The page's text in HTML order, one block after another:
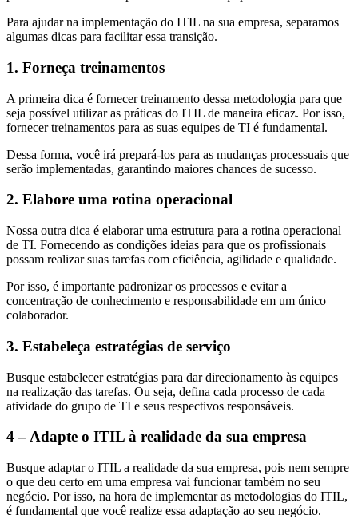
Para ajudar na implementação do ITIL na sua empresa, separamos
algumas dicas para facilitar essa transição.
1. Forneça treinamentos
A primeira dica é fornecer treinamento dessa metodologia para que
seja possível utilizar as práticas do ITIL de maneira eficaz. Por isso,
fornecer treinamentos para as suas equipes de TI é fundamental.
Dessa forma, você irá prepará-los para as mudanças processuais que
serão implementadas, garantindo maiores chances de sucesso.
2. Elabore uma rotina operacional
Nossa outra dica é elaborar uma estrutura para a rotina operacional
de TI. Fornecendo as condições ideias para que os profissionais
possam realizar suas tarefas com eficiência, agilidade e qualidade.
Por isso, é importante padronizar os processos e evitar a
concentração de conhecimento e responsabilidade em um único
colaborador.
3. Estabeleça estratégias de serviço
Busque estabelecer estratégias para dar direcionamento às equipes
na realização das tarefas. Ou seja, defina cada processo de cada
atividade do grupo de TI e seus respectivos responsáveis.
4 – Adapte o ITIL à realidade da sua empresa
Busque adaptar o ITIL a realidade da sua empresa, pois nem sempre
o que deu certo em uma empresa vai funcionar também no seu
negócio. Por isso, na hora de implementar as metodologias do ITIL,
é fundamental que você realize essa adaptação ao seu negócio.